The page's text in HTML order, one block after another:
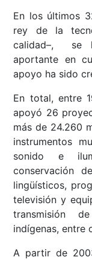
En los últimos
rey de la
calidad–, se
aportante en
apoyo ha sido
En total, entre
apoyó 26
más de 24.260
instrumentos
sonido e
conservación
lingüísticos,
televisión y
transmisión
indígenas, entre
A partir de